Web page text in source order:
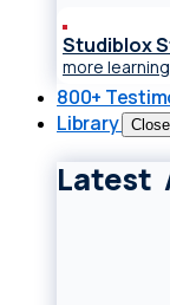
Studiblox
more
800+
Library
Latest